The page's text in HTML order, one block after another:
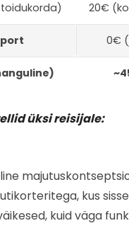
20€
0€
üksi reisijale:
kus
kuid väga